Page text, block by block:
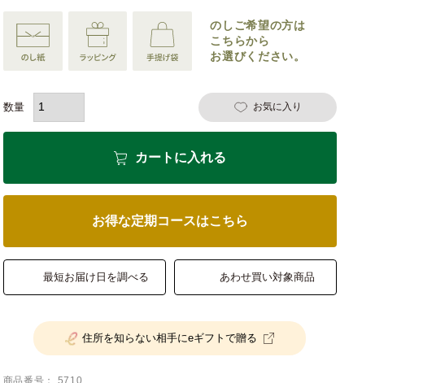
のしご希望の方は
こちらから
お選びください。
お気に入り
カートに入れる
お得な定期コースはこちら
最短お届け日を調べる あわせ買い対象商品
住所を知らない相手にeギフトで贈る
商品番号 5710